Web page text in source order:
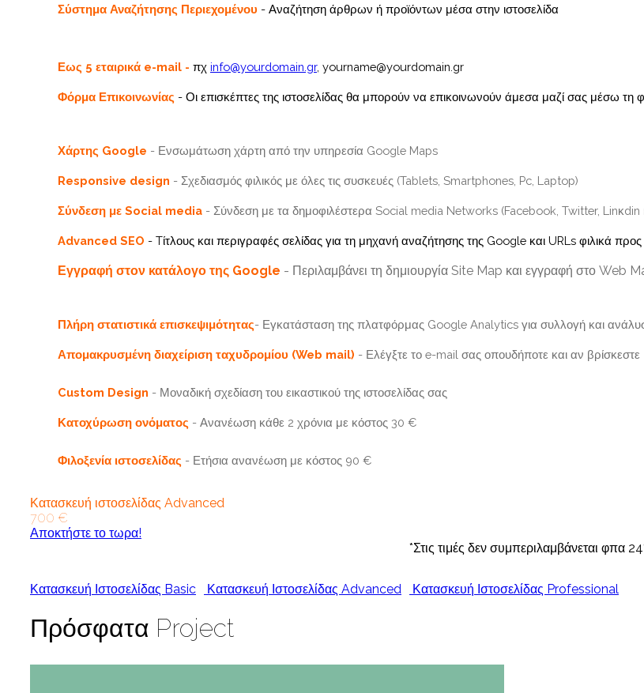
Σύστημα Αναζήτησης Περιεχομένου - Αναζήτηση άρθρων ή προϊόντων μέσα στην ιστοσελίδα
Εως 5 εταιρικά e-mail - πχ info@yourdomain.gr, yourname@yourdomain.gr
Φόρμα Επικοινωνίας - Οι επισκέπτες της ιστοσελίδας θα μπορούν να επικοινωνούν άμεσα μαζί σας μέσω
Χάρτης Google - Ενσωμάτωση χάρτη από την υπηρεσία Google Maps
Responsive design - Σχεδιασμός φιλικός με όλες τις συσκευές (Tablets, Smartphones, Pc, Laptop)
Σύνδεση με Social media - Σύνδεση με τα δημοφιλέστερα Social media Networks (Facebook, Twitter, Linκdin
Advanced SEO - Tίτλους και περιγραφές σελίδας για τη μηχανή αναζήτησης της Google και URLs φιλικά
Εγγραφή στον κατάλογο της Google - Περιλαμβάνει τη δημιουργία Site Map και εγγραφή στο Web
Πλήρη στατιστικά επισκεψιμότητας- Εγκατάσταση της πλατφόρμας Google Analytics για συλλογή και
Απομακρυσμένη διαχείριση ταχυδρομίου (Web mail) - Ελέγξτε το e-mail σας οπουδήποτε και αν βρίσκεστε
Custom Design - Μοναδική σχεδίαση του εικαστικού της ιστοσελίδας σας
Κατοχύρωση ονόματος - Ανανέωση κάθε 2 χρόνια με κόστος 30 €
Φιλοξενία ιστοσελίδας - Ετήσια ανανέωση με κόστος 90 €
Κατασκευή ιστοσελίδας Advanced
700 €
Αποκτήστε το τωρα!
*Στις τιμές δεν συμπεριλαμβάνεται φπα
Κατασκευή Ιστοσελίδας Basic Κατασκευή Ιστοσελίδας Advanced Κατασκευή Ιστοσελίδας Professional
Πρόσφατα Project